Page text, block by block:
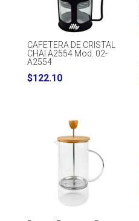
CAFETERA DE CRISTAL
CHAI A2554 Mod. 02-
A2554
$122.10